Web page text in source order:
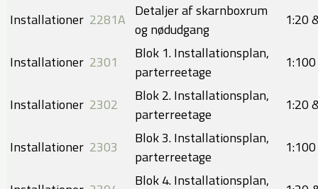
Installationer 2281A Detaljer af skarnboxrum
og nødudgang
​1:20
Installationer 2301
Blok 1. Installationsplan,
parterreetage
​​1:100
Installationer 2302
Blok 2. Installationsplan,
parterreetage
​1:20
Installationer 2303
Blok 3. Installationsplan,
parterreetage
​​1:100
Blok 4. Installationsplan,